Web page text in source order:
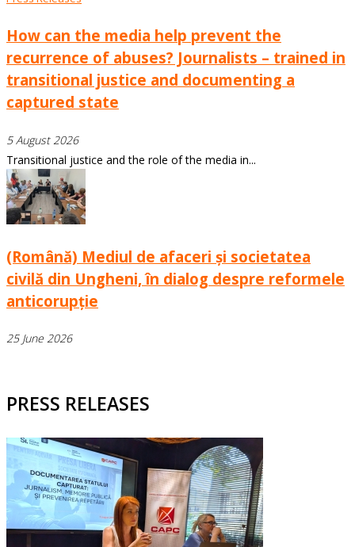
How can the media help prevent the
recurrence of abuses? Journalists – trained in
transitional justice and documenting a
captured state
5 August 2026
Transitional justice and the role of the media in...
(Română) Mediul de afaceri și societatea
civilă din Ungheni, în dialog despre reformele
anticorupție
25 June 2026
PRESS RELEASES